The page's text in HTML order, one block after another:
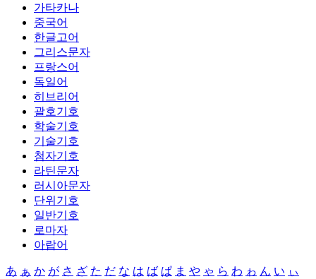
가타카나
중국어
한글고어
그리스문자
프랑스어
독일어
히브리어
괄호기호
학술기호
기술기호
첨자기호
라틴문자
러시아문자
단위기호
일반기호
로마자
아랍어
あ ぁ か が さ ざ た だ な は ば ぱ ま や ゃ ら わ ゎ ん い ぃ